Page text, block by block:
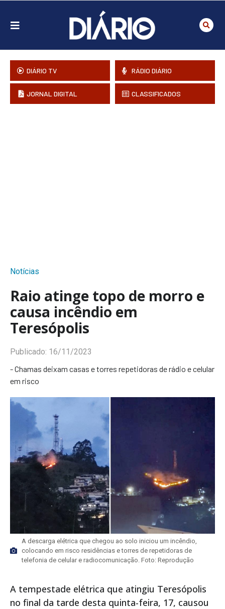
DIÁRIO TV RÁDIO DIÁRIO
JORNAL DIGITAL CLASSIFICADOS
Notícias
Raio atinge topo de morro e
causa incêndio em
Teresópolis
Publicado: 16/11/2023
- Chamas deixam casas e torres repetidoras de rádio e celular
em risco
A descarga elétrica que chegou ao solo iniciou um incêndio,
colocando em risco residências e torres de repetidoras de
telefonia de celular e radiocomunicação. Foto: Reprodução
A tempestade elétrica que atingiu Teresópolis
no final da tarde desta quinta-feira, 17, causou